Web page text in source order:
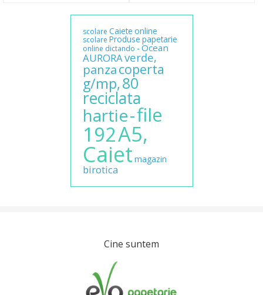
scolare Caiete online
scolare Produse papetarie
online dictando - Ocean
AURORAverde,
panzacoperta
g/mp,80
reciclata
hartie-file
192A5,
Caiet magazin
birotica
Cine suntem